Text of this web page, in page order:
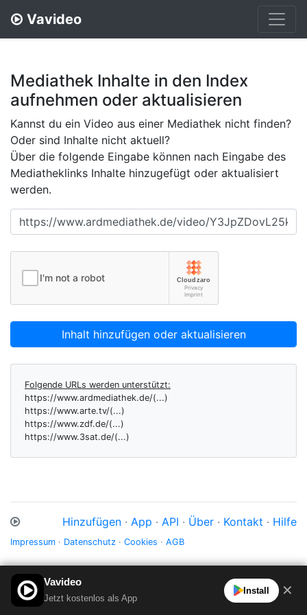
Vavideo
Mediathek Inhalte in den Index
aufnehmen oder aktualisieren
Kannst du ein Video aus einer Mediathek nicht finden?
Oder sind Inhalte nicht aktuell?
Über die folgende Eingabe können nach Eingabe des
Mediatheklinks Inhalte hinzugefügt oder aktualisiert
werden.
Inhalt hinzufügen oder aktualisieren
Folgende URLs werden unterstützt:
https://www.ardmediathek.de/(...)
https://www.arte.tv/(...)
https://www.zdf.de/(...)
https://www.3sat.de/(...)
Hinzufügen · App · API · Über · Kontakt · Hilfe
Impressum · Datenschutz · Cookies · AGB
Vavideo
Jetzt kostenlos als App
Install ✕